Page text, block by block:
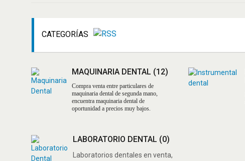
CATEGORÍAS
MAQUINARIA DENTAL (12)
Compra venta entre particulares de
maquinaria dental de segunda mano,
encuentra maquinaria dental de
oportunidad a precios muy bajos.
LABORATORIO DENTAL (0)
Laboratorios dentales en venta,